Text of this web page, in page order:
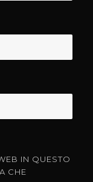
IN QUESTO
CHE